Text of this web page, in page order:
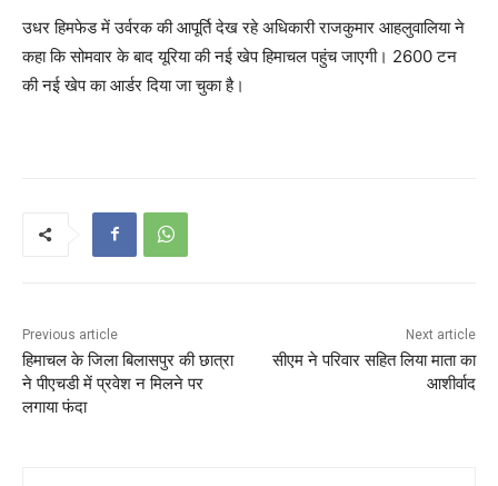
उधर हिमफेड में उर्वरक की आपूर्ति देख रहे अधिकारी राजकुमार आहलुवालिया ने
कहा कि सोमवार के बाद यूरिया की नई खेप हिमाचल पहुंच जाएगी। 2600 टन
की नई खेप का आर्डर दिया जा चुका है।
Previous article
हिमाचल के जिला बिलासपुर की छात्रा
ने पीएचडी में प्रवेश न मिलने पर
लगाया फंदा
Next article
सीएम ने परिवार सहित लिया माता का
आशीर्वाद